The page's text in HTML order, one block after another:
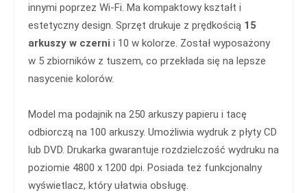
innymi poprzez Wi-Fi. Ma kompaktowy kształt i
estetyczny design. Sprzęt drukuje z prędkością 15
arkuszy w czerni i 10 w kolorze. Został wyposażony
w 5 zbiorników z tuszem, co przekłada się na lepsze
nasycenie kolorów.
Model ma podajnik na 250 arkuszy papieru i tacę
odbiorczą na 100 arkuszy. Umożliwia wydruk z płyty CD
lub DVD. Drukarka gwarantuje rozdzielczość wydruku na
poziomie 4800 x 1200 dpi. Posiada też funkcjonalny
wyświetlacz, który ułatwia obsługę.